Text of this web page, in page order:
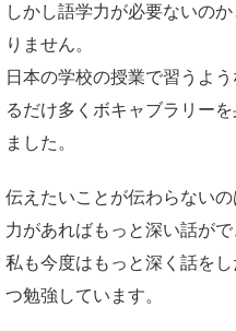
しかし語学力が必要ないの
りません。
日本の学校の授業で習うよ
るだけ多くボキャブラリー
ました。
伝えたいことが伝わらない
力があればもっと深い話が
私も今度はもっと深く話を
つ勉強しています。